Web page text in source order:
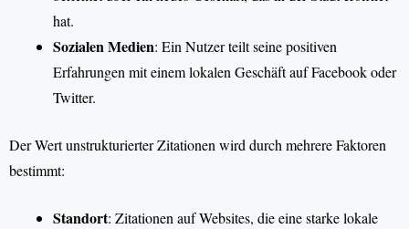
hat.
Sozialen Medien: Ein Nutzer teilt seine positiven
Erfahrungen mit einem lokalen Geschäft auf Facebook oder
Twitter.
Der Wert unstrukturierter Zitationen wird durch mehrere Faktoren
bestimmt:
Standort: Zitationen auf Websites, die eine starke lokale